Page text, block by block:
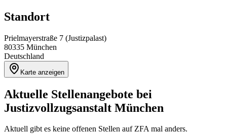
Standort
Prielmayerstraße 7 (Justizpalast)
80335 München
Deutschland
Karte anzeigen
Aktuelle Stellenangebote bei
Justizvollzugsanstalt München
Aktuell gibt es keine offenen Stellen auf ZFA mal anders.